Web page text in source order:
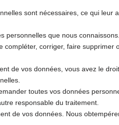
sont nécessaires, ce qui leur
personnelles que nous connaissons.
corriger, faire supprimer
de vos données, vous avez le
toutes vos données
responsable du traitement.
de vos données. Nous